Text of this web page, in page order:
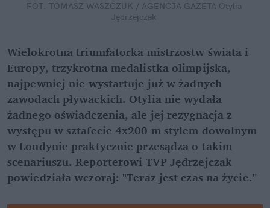
FOT. TOMASZ WASZCZUK / AGENCJA GAZETA Otylia
Jędrzejczak
Wielokrotna triumfatorka mistrzostw świata i
Europy, trzykrotna medalistka olimpijska,
najpewniej nie wystartuje już w żadnych
zawodach pływackich. Otylia nie wydała
żadnego oświadczenia, ale jej rezygnacja z
występu w sztafecie 4x200 m stylem dowolnym
w Londynie praktycznie przesądza o takim
scenariuszu. Reporterowi TVP Jędrzejczak
powiedziała wczoraj: "Teraz jest czas na życie."